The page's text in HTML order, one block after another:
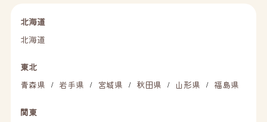
北海道
北海道
東北
青森県
/ 岩手県 / 宮城県 / 秋田県 / 山形県 / 福島県
関東